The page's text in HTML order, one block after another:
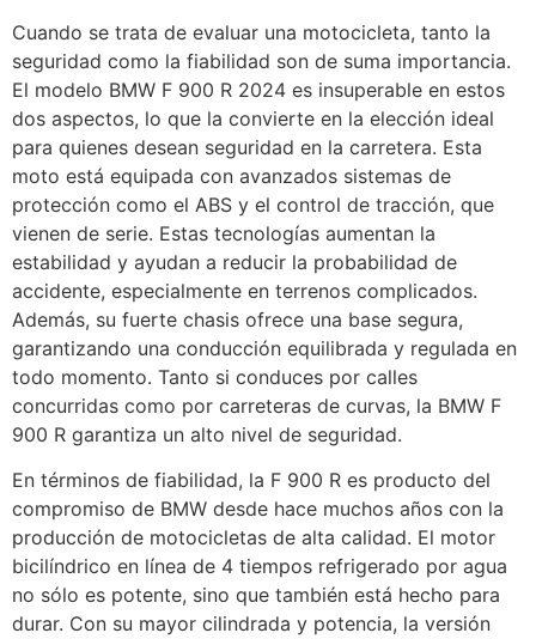
Cuando se trata de evaluar una motocicleta, tanto la
seguridad como la fiabilidad son de suma importancia.
El modelo BMW F 900 R 2024 es insuperable en estos
dos aspectos, lo que la convierte en la elección ideal
para quienes desean seguridad en la carretera. Esta
moto está equipada con avanzados sistemas de
protección como el ABS y el control de tracción, que
vienen de serie. Estas tecnologías aumentan la
estabilidad y ayudan a reducir la probabilidad de
accidente, especialmente en terrenos complicados.
Además, su fuerte chasis ofrece una base segura,
garantizando una conducción equilibrada y regulada en
todo momento. Tanto si conduces por calles
concurridas como por carreteras de curvas, la BMW F
900 R garantiza un alto nivel de seguridad.
En términos de fiabilidad, la F 900 R es producto del
compromiso de BMW desde hace muchos años con la
producción de motocicletas de alta calidad. El motor
bicilíndrico en línea de 4 tiempos refrigerado por agua
no sólo es potente, sino que también está hecho para
durar. Con su mayor cilindrada y potencia, la versión